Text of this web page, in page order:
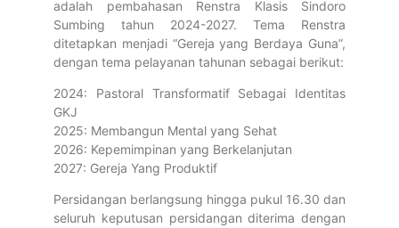
adalah pembahasan Renstra Klasis Sindoro
Sumbing tahun 2024-2027. Tema Renstra
ditetapkan menjadi “Gereja yang Berdaya Guna”,
dengan tema pelayanan tahunan sebagai berikut:
2024: Pastoral Transformatif Sebagai Identitas
GKJ
2025: Membangun Mental yang Sehat
2026: Kepemimpinan yang Berkelanjutan
2027: Gereja Yang Produktif
Persidangan berlangsung hingga pukul 16.30 dan
seluruh keputusan persidangan diterima dengan